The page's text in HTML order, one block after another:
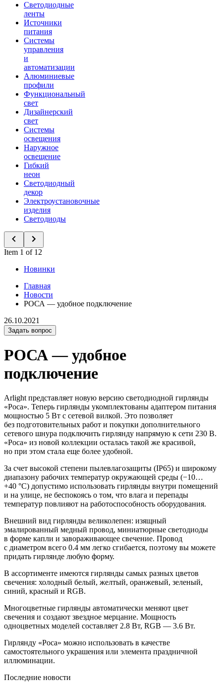
Светодиодные
ленты
Источники
питания
Системы
управления
и
автоматизации
Алюминиевые
профили
Функциональный
свет
Дизайнерский
свет
Системы
освещения
Наружное
освещение
Гибкий
неон
Светодиодный
декор
Электроустановочные
изделия
Светодиоды
Item 1 of 12
Новинки
Главная
Новости
РОСА — удобное подключение
26.10.2021
Задать вопрос
РОСА — удобное
подключение
Arlight представляет новую версию светодиодной гирлянды
«Роса». Теперь гирлянды укомплектованы адаптером питания
мощностью 5 Вт с сетевой вилкой. Это позволяет
без подготовительных работ и покупки дополнительного
сетевого шнура подключить гирлянду напрямую к сети 230 В.
«Роса» из новой коллекции осталась такой же красивой,
но при этом стала еще более удобной.
За счет высокой степени пылевлагозащиты (IP65) и широкому
диапазону рабочих температур окружающей среды (−10…
+40 °С) допустимо использовать гирлянды внутри помещений
и на улице, не беспокоясь о том, что влага и перепады
температур повлияют на работоспособность оборудования.
Внешний вид гирлянды великолепен: изящный
эмалированный медный провод, миниатюрные светодиоды
в форме капли и завораживающее свечение. Провод
с диаметром всего 0.4 мм легко сгибается, поэтому вы можете
придать гирлянде любую форму.
В ассортименте имеются гирлянды самых разных цветов
свечения: холодный белый, желтый, оранжевый, зеленый,
синий, красный и RGB.
Многоцветные гирлянды автоматически меняют цвет
свечения и создают звездное мерцание. Мощность
одноцветных моделей составляет 2.8 Вт, RGB — 3.6 Вт.
Гирлянду «Роса» можно использовать в качестве
самостоятельного украшения или элемента праздничной
иллюминации.
Последние новости